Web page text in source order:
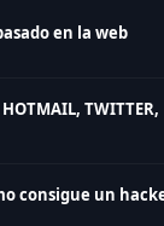
en la web
TWITTER,
consigue un